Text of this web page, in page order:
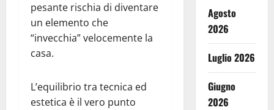
pesante rischia di diventare
un elemento che
“invecchia” velocemente la
casa.
L’equilibrio tra tecnica ed
estetica è il vero punto
Agosto
2026
Luglio 2026
Giugno
2026